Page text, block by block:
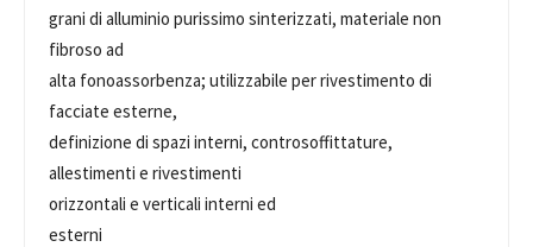
grani di alluminio purissimo sinterizzati, materiale non
fibroso ad
alta fonoassorbenza; utilizzabile per rivestimento di
facciate esterne,
definizione di spazi interni, controsoffittature,
allestimenti e rivestimenti
orizzontali e verticali interni ed
esterni